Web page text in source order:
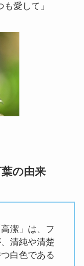
愛して」
の由来
潔」は、フ
清純や清楚
白色である